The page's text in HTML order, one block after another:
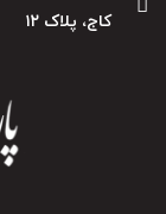
کاج، پلاک ۱۲